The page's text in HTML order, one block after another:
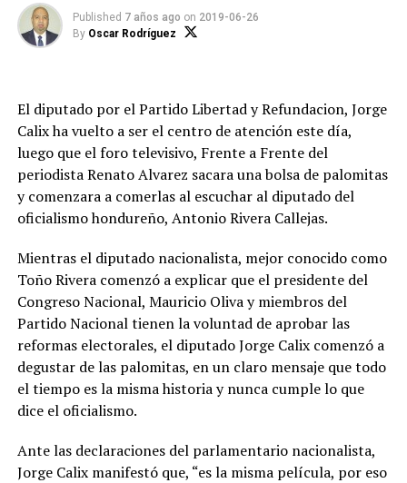
Published 7 años ago on 2019-06-26
By Oscar Rodríguez
El diputado por el Partido Libertad y Refundacion, Jorge
Calix ha vuelto a ser el centro de atención este día,
luego que el foro televisivo, Frente a Frente del
periodista Renato Alvarez sacara una bolsa de palomitas
y comenzara a comerlas al escuchar al diputado del
oficialismo hondureño, Antonio Rivera Callejas.
Mientras el diputado nacionalista, mejor conocido como
Toño Rivera comenzó a explicar que el presidente del
Congreso Nacional, Mauricio Oliva y miembros del
Partido Nacional tienen la voluntad de aprobar las
reformas electorales, el diputado Jorge Calix comenzó a
degustar de las palomitas, en un claro mensaje que todo
el tiempo es la misma historia y nunca cumple lo que
dice el oficialismo.
Ante las declaraciones del parlamentario nacionalista,
Jorge Calix manifestó que, “es la misma película, por eso